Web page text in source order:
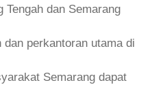
Tengah dan Semarang
dan perkantoran utama di
Semarang dapat